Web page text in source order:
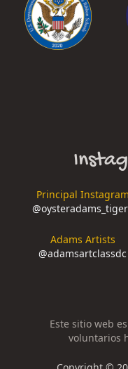
Principal Instagram
@
Adams Artists
@adamsartclassdc
Este sitio web
voluntarios